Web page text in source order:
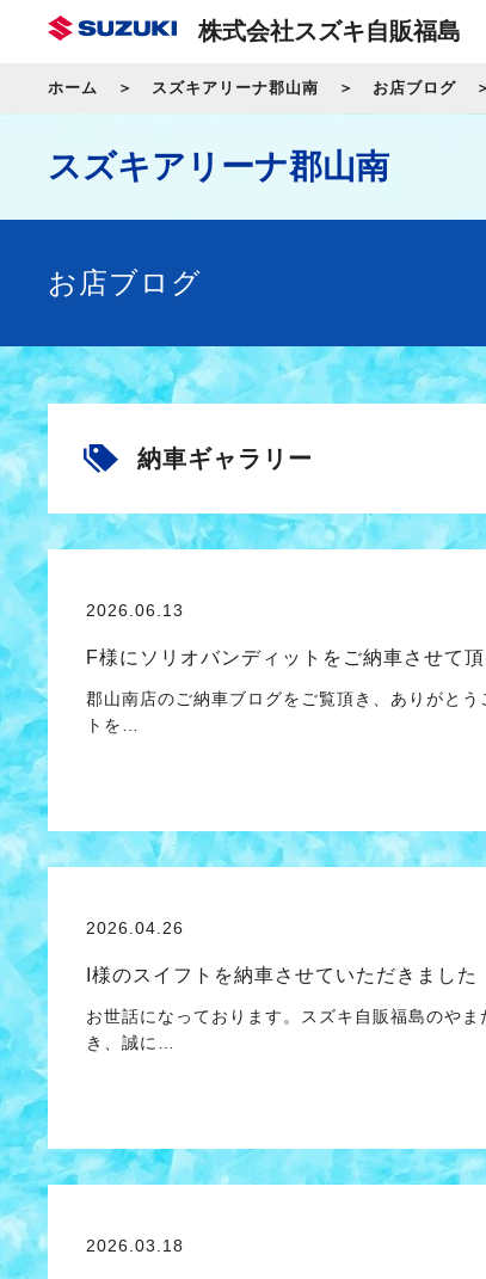
株式会社スズキ自販福島
ホーム スズキアリーナ郡山南 お店ブログ
スズキアリーナ郡山南
お店ブログ
納車ギャラリー
2026.06.13
F様にソリオバンディットをご納車させて
郡山南店のご納車ブログをご覧頂き、ありがと
トを…
2026.04.26
I様のスイフトを納車させていただきました
お世話になっております。スズキ自販福島のや
き、誠に…
2026.03.18